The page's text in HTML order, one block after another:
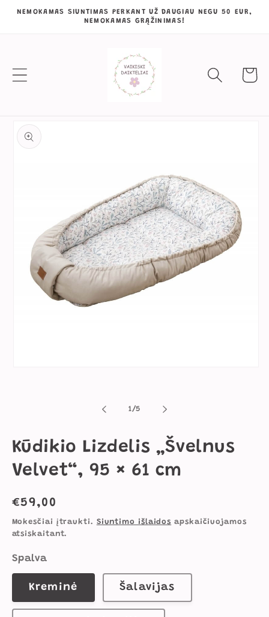
Eiti į
NEMOKAMAS SIUNTIMAS PERKANT UŽ DAUGIAU NEGU 50 EUR,
NEMOKAMAS GRĄŽINIMAS!
informacijos
apie gaminį
1/iš
5
Kūdikio Lizdelis „Švelnus
Velvet“, 95 × 61 cm
Įprasta
kaina
€59,00
Mokesčiai įtraukti. Siuntimo išlaidos apskaičiuojamos
atsiskaitant.
Spalva
Kreminė Šalavijas